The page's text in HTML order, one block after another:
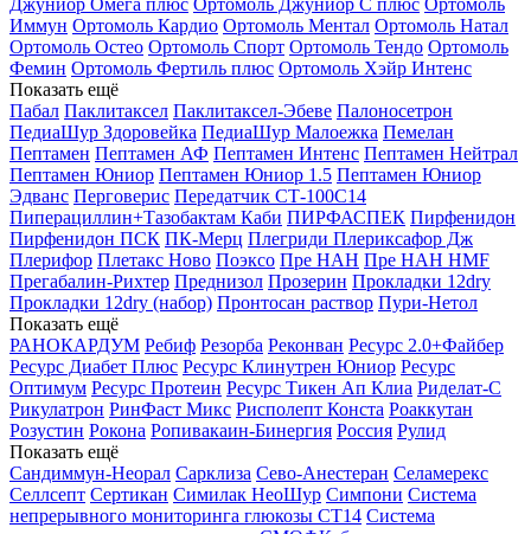
Иммун Ортомоль Кардио Ортомоль Ментал Ортомоль Натал
Ортомоль Остео Ортомоль Спорт Ортомоль Тендо Ортомоль
Фемин Ортомоль Фертиль плюс Ортомоль Хэйр Интенс
Показать ещё
Пабал Паклитаксел Паклитаксел-Эбеве Палоносетрон
ПедиаШур Здоровейка ПедиаШур Малоежка Пемелан
Пептамен Пептамен АФ Пептамен Интенс Пептамен Нейтрал
Пептамен Юниор Пептамен Юниор 1.5 Пептамен Юниор
Эдванс Перговерис Передатчик СТ-100С14
Пиперациллин+Тазобактам Каби ПИРФАСПЕК Пирфенидон
Пирфенидон ПСК ПК-Мерц Плегриди Плериксафор Дж
Плерифор Плетакс Ново Поэксо Пре НАН Пре НАН HMF
Прегабалин-Рихтер Преднизол Прозерин Прокладки 12dry
Прокладки 12dry (набор) Пронтосан раствор Пури-Нетол
Показать ещё
РАНОКАРДУМ Ребиф Резорба Реконван Ресурс 2.0+Файбер
Ресурс Диабет Плюс Ресурс Клинутрен Юниор Ресурс
Оптимум Ресурс Протеин Ресурс Тикен Ап Клиа Риделат-С
Рикулатрон РинФаст Микс Рисполепт Конста Роаккутан
Розустин Рокона Ропивакаин-Бинергия Россия Рулид
Показать ещё
Сандиммун-Неорал Сарклиза Сево-Анестеран Селамерекс
Селлсепт Сертикан Симилак НеоШур Симпони Система
непрерывного мониторинга глюкозы СТ14 Система